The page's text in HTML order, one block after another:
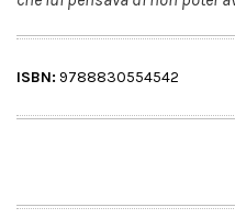
ISBN: 9788830554542